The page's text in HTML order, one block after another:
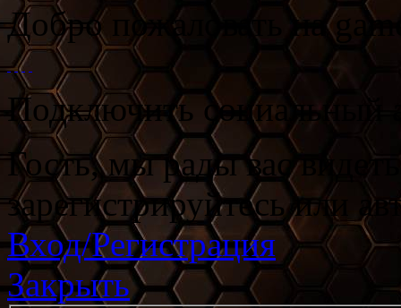
Добро пожаловать на
Подключить социальный
Гость, мы рады вас
зарегистрируйтесь или
Вход/Регистрация
Закрыть